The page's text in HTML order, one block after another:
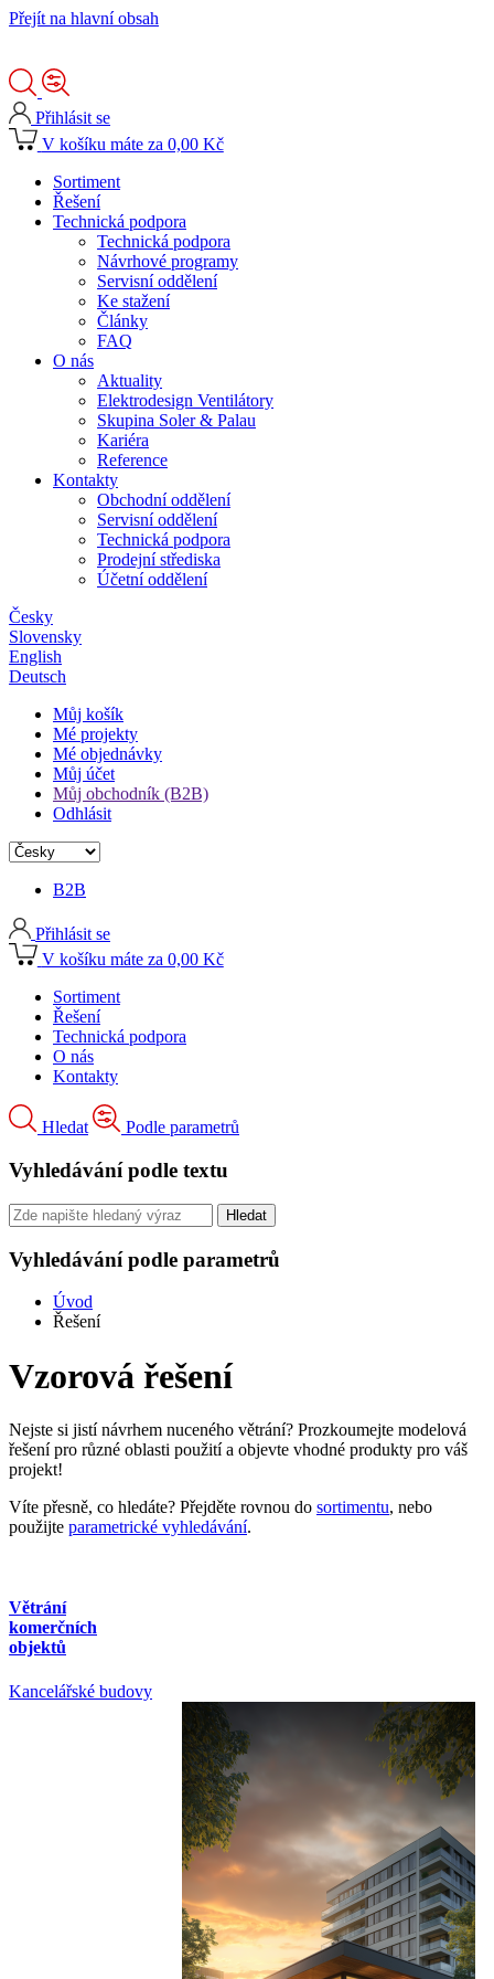
Přejít na hlavní obsah
Přihlásit se
V košíku máte za 0,00 Kč
Sortiment
Řešení
Technická podpora
Technická podpora
Návrhové programy
Servisní oddělení
Ke stažení
Články
FAQ
O nás
Aktuality
Elektrodesign Ventilátory
Skupina Soler & Palau
Kariéra
Reference
Kontakty
Obchodní oddělení
Servisní oddělení
Technická podpora
Prodejní střediska
Účetní oddělení
Česky
Slovensky
English
Deutsch
Můj košík
Mé projekty
Mé objednávky
Můj účet
Můj obchodník (B2B)
Odhlásit
B2B
Přihlásit se
V košíku máte za 0,00 Kč
Sortiment
Řešení
Technická podpora
O nás
Kontakty
Hledat Podle parametrů
Vyhledávání podle textu
Vyhledávání podle parametrů
Úvod
Řešení
Vzorová řešení
Nejste si jistí návrhem nuceného větrání? Prozkoumejte modelová
řešení pro různé oblasti použití a objevte vhodné produkty pro váš
projekt!
Víte přesně, co hledáte? Přejděte rovnou do sortimentu, nebo
použijte parametrické vyhledávání.
Větrání
komerčních
objektů
Kancelářské budovy